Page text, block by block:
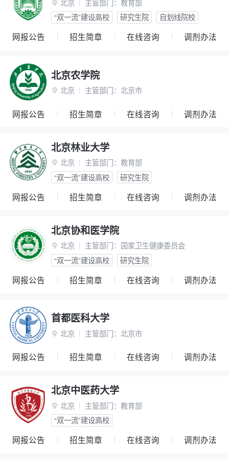
 北京 主管部门： 教育部
“双一流”建设高校
研究生院 自划线院校
网报公告 招生简章 在线咨询 调剂办法
北京农学院
 北京 主管部门： 北京市
网报公告 招生简章 在线咨询 调剂办法
北京林业大学
 北京 主管部门： 教育部
“双一流”建设高校
研究生院
网报公告 招生简章 在线咨询 调剂办法
北京协和医学院
 北京 主管部门： 国家卫生健康委员会
“双一流”建设高校
研究生院
网报公告 招生简章 在线咨询 调剂办法
首都医科大学
 北京 主管部门： 北京市
网报公告 招生简章 在线咨询 调剂办法
北京中医药大学
 北京 主管部门： 教育部
“双一流”建设高校
网报公告 招生简章 在线咨询 调剂办法